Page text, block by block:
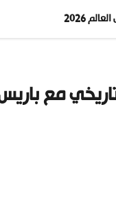
2026
مع